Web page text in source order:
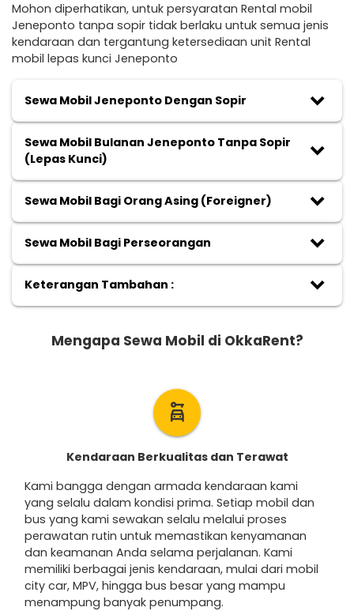
Mohon diperhatikan, untuk persyaratan Rental mobil
Jeneponto tanpa sopir tidak berlaku untuk semua jenis
kendaraan dan tergantung ketersediaan unit Rental
mobil lepas kunci Jeneponto
Sewa Mobil Jeneponto Dengan Sopir keyboard_arrow_down
Sewa Mobil Bulanan Jeneponto Tanpa Sopir
(Lepas Kunci)
keyboard_arrow_down
Sewa Mobil Bagi Orang Asing (Foreigner) keyboard_arrow_down
Sewa Mobil Bagi Perseorangan keyboard_arrow_down
Keterangan Tambahan : keyboard_arrow_down
Mengapa Sewa Mobil di OkkaRent?
car_rental
Kendaraan Berkualitas dan Terawat
Kami bangga dengan armada kendaraan kami
yang selalu dalam kondisi prima. Setiap mobil dan
bus yang kami sewakan selalu melalui proses
perawatan rutin untuk memastikan kenyamanan
dan keamanan Anda selama perjalanan. Kami
memiliki berbagai jenis kendaraan, mulai dari mobil
city car, MPV, hingga bus besar yang mampu
menampung banyak penumpang.